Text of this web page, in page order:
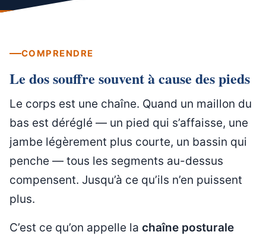
COMPRENDRE
Le dos souffre souvent à cause des pieds
Le corps est une chaîne. Quand un maillon du
bas est déréglé — un pied qui s’affaisse, une
jambe légèrement plus courte, un bassin qui
penche — tous les segments au-dessus
compensent. Jusqu’à ce qu’ils n’en puissent
plus.
C’est ce qu’on appelle la chaîne posturale